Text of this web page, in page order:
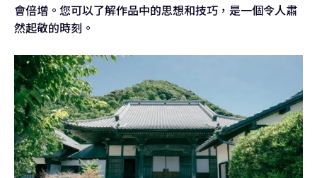
會倍增。您可以了解作品中的思想和技巧，是一個令人肅
然起敬的時刻。